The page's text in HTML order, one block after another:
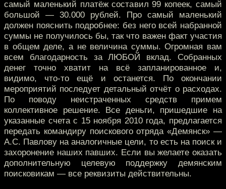
самый маленький платёж составил 99 копеек, самый
большой — 30.000 рублей. Про самый маленький
должен пояснить подробнее: без него всей набранной
суммы не получилось бы, так что важен факт участия
в общем деле, а не величина суммы. Огромная вам
всем благодарность за ЛЮБОЙ вклад. Собранных
денег точно хватит на всё запланированное и,
видимо, что-то ещё и останется. По окончании
мероприятий последует детальный отчёт о расходах.
По поводу неистраченных средств примем
коллективное решение. Все деньги, пришедшие на
указанные счета с 15 ноября 2010 года, предлагается
передать командиру поискового отряда «Демянск» —
А.С. Павлову на аналогичные цели, то есть на поиск и
захоронение наших павших. Если вы желаете оказать
дополнительную целевую поддержку демянским
поисковикам — все реквизиты действительны.